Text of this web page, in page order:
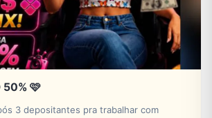
50% 🩷
3 depositantes pra trabalhar com